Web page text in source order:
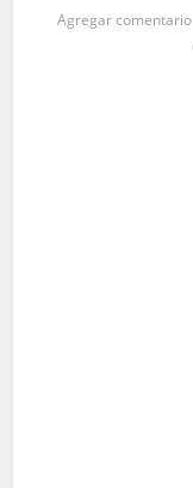
Agregar comentario